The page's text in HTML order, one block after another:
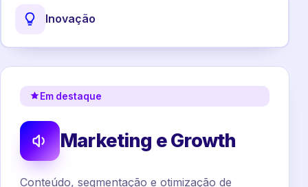
Inovação
Em destaque
Marketing e Growth
Conteúdo, segmentação e otimização de